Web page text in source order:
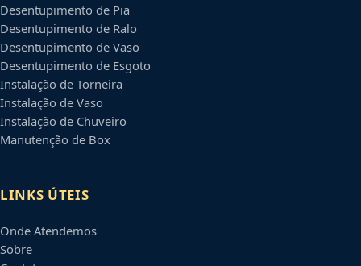
Desentupimento de Pia
Desentupimento de Ralo
Desentupimento de Vaso
Desentupimento de Esgoto
Instalação de Torneira
Instalação de Vaso
Instalação de Chuveiro
Manutenção de Box
LINKS ÚTEIS
Onde Atendemos
Sobre